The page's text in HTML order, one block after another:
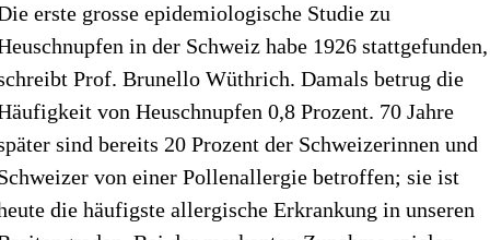
erste grosse epidemiologische Studie zu
in der Schweiz habe 1926 stattge­funden,
Prof. Brunello Wüthrich. Damals betrug die
von Heuschnupfen 0,8 Prozent. 70 Jahre
sind bereits 20 Prozent der Schweizer­innen und
von einer Pollenallergie betroffen; sie ist
die häufigste allergische Erkrankung in unseren